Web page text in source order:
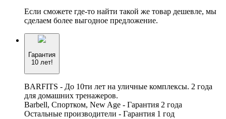
Если сможете где-то найти такой же товар дешевле, мы
сделаем более выгодное предложение.
Гарантия
10 лет!
BARFITS - До 10ти лет на уличные комплексы. 2 года
для домашних тренажеров.
Barbell, Спортком, New Age - Гарантия 2 года
Остальные производители - Гарантия 1 год